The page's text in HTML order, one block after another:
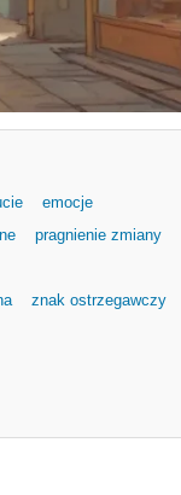
emocje
pragnienie zmiany
znak ostrzegawczy